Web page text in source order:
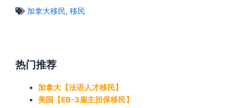
加拿大移民,移民
热门推荐
加拿大【法语人才移民】
美国【EB-3雇主担保移民】